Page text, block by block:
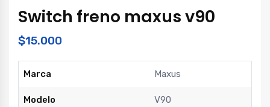
Switch freno maxus v90
$15.000
Marca Maxus
Modelo V90